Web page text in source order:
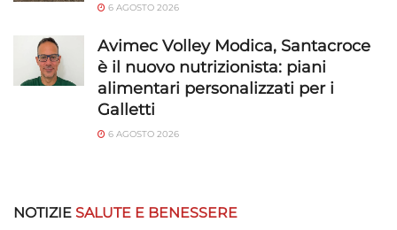
6 AGOSTO 2026
Avimec Volley Modica, Santacroce
è il nuovo nutrizionista: piani
alimentari personalizzati per i
Galletti
6 AGOSTO 2026
NOTIZIE SALUTE E BENESSERE